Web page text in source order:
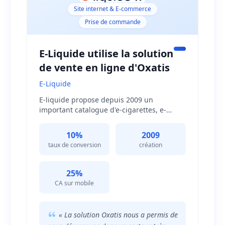
compréhension dans nos futurs échanges
ainsi qu'une garantie de compréhension
de nos besoins. »
Site internet & E-commerce
Prise de commande
E-Liquide utilise la solution
de vente en ligne d'Oxatis
E-Liquide
E-liquide propose depuis 2009 un
important catalogue d'e-cigarettes, e-
boutique en ligne. Pour se développer sur
ce marché concurrentiel, l'entreprise a fait
le choix de la solution de vente en ligne
10%
taux de conversion
2009
création
25%
CA sur mobile
« La solution Oxatis nous a permis de